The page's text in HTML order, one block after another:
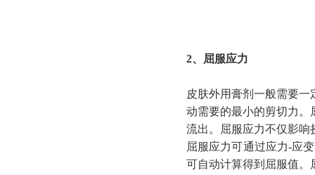
2、屈服应力
皮肤外用膏剂一般需要
动需要的最小的剪切力
流出。屈服应力不仅影响
屈服应力可通过应力-应
可自动计算得到屈服值